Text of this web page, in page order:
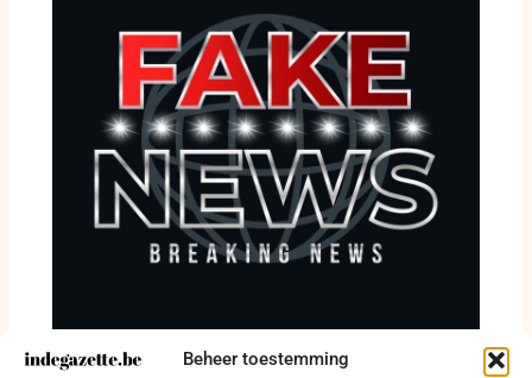
Beheer toestemming